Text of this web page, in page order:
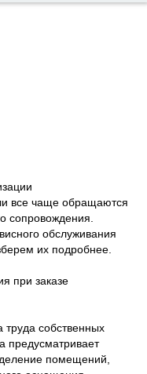
все чаще обращаются
сопровождения.
обслуживания
их подробнее.
при заказе
труда собственных
предусматривает
помещений,